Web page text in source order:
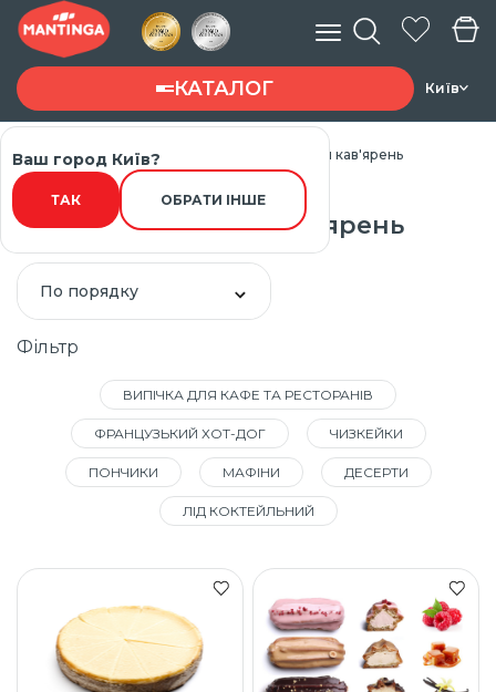
Введите запрос ...
КАТАЛОГ Київ
Ваш город Київ?
ТАК ОБРАТИ ІНШЕ
Головна Каталог товарів Десерти для кав'ярень
Десерти для кав'ярень
По порядку
Фільтр
ВИПІЧКА ДЛЯ КАФЕ ТА РЕСТОРАНІВ
ФРАНЦУЗЬКИЙ ХОТ-ДОГ ЧИЗКЕЙКИ
ПОНЧИКИ МАФІНИ ДЕСЕРТИ
ЛІД КОКТЕЙЛЬНИЙ